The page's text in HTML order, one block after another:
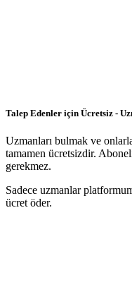
Talep Edenler için Ücretsiz -
Uzmanları bulmak ve
tamamen ücretsizdir.
gerekmez.
Sadece uzmanlar
ücret öder.